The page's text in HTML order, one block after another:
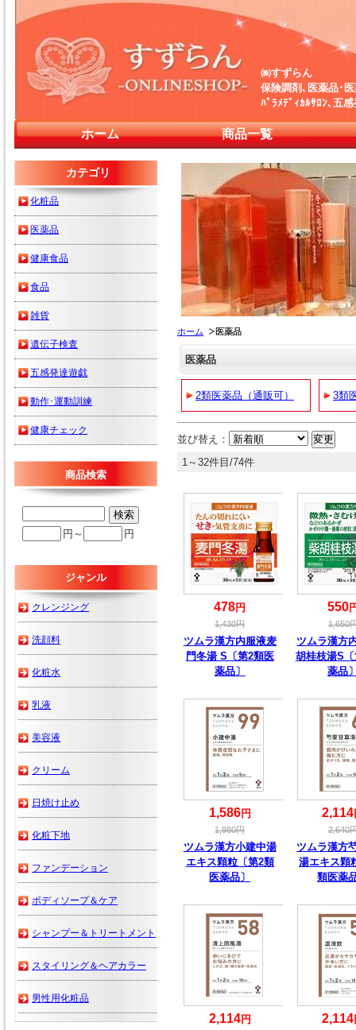
㈱すずらん
保険調剤､医薬品･
ﾊﾟﾗﾒﾃﾞｨｶﾙｻﾛﾝ､五
ホーム 商品一覧
ホーム 医薬品
医薬品
2類医薬品（通販可） 3類
並び替え：
1～32件目/74件
478円
1,430円
ツムラ漢方内服液麦
門冬湯 S〔第2類医
薬品〕
550
1,650
ツムラ漢方
胡桂枝湯S
薬品
1,586円
1,980円
ツムラ漢方小建中湯
エキス顆粒〔第2類
医薬品〕
2,114
2,640
ツムラ漢方
湯エキス顆
類医薬
2,114円 2,114
カテゴリ
化粧品
医薬品
健康食品
食品
雑貨
遺伝子検査
五感発達遊戯
動作･運動訓練
健康チェック
商品検索
円～ 円
ジャンル
クレンジング
洗顔料
化粧水
乳液
美容液
クリーム
日焼け止め
化粧下地
ファンデーション
ボディソープ＆ケア
シャンプー＆トリートメント
スタイリング＆ヘアカラー
男性用化粧品